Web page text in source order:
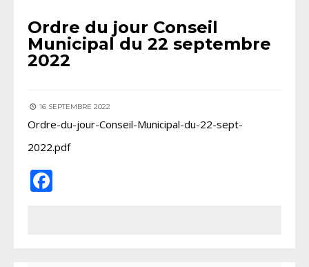
Ordre du jour Conseil
Municipal du 22 septembre
2022
16 SEPTEMBRE 2022
Ordre-du-jour-Conseil-Municipal-du-22-sept-
2022.pdf